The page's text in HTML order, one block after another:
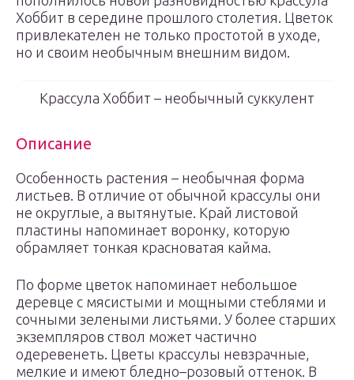
Хоббит в середине прошлого столетия. Цветок
привлекателен не только простотой в уходе,
но и своим необычным внешним видом.
Крассула Хоббит – необычный суккулент
Описание
Особенность растения – необычная форма
листьев. В отличие от обычной крассулы они
не округлые, а вытянутые. Край листовой
пластины напоминает воронку, которую
обрамляет тонкая красноватая кайма.
По форме цветок напоминает небольшое
деревце с мясистыми и мощными стеблями и
сочными зелеными листьями. У более старших
экземпляров ствол может частично
одеревенеть. Цветы крассулы невзрачные,
мелкие и имеют бледно–розовый оттенок. В